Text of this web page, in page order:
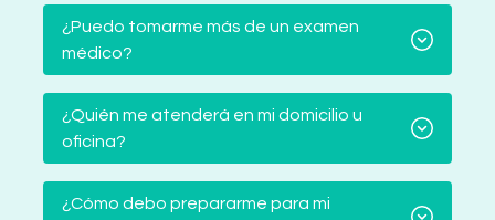
¿Puedo tomarme más de un examen
médico?
¿Quién me atenderá en mi domicilio u
oficina?
¿Cómo debo prepararme para mi